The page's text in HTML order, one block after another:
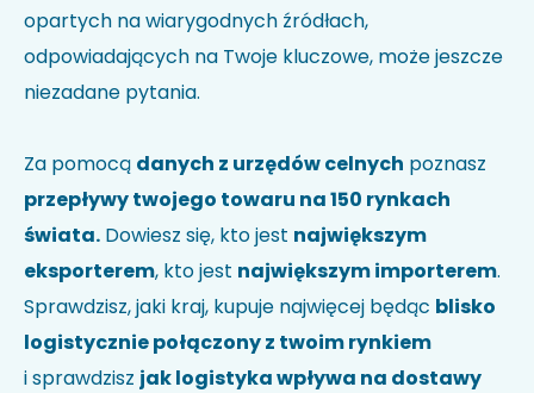
opartych na wiarygodnych źródłach,
odpowiadających na Twoje kluczowe, może jeszcze
niezadane pytania.
Za pomocą danych z urzędów celnych poznasz
przepływy twojego towaru na 150 rynkach
świata. Dowiesz się, kto jest największym
eksporterem, kto jest największym importerem.
Sprawdzisz, jaki kraj, kupuje najwięcej będąc blisko
logistycznie połączony z twoim rynkiem
i sprawdzisz jak logistyka wpływa na dostawy